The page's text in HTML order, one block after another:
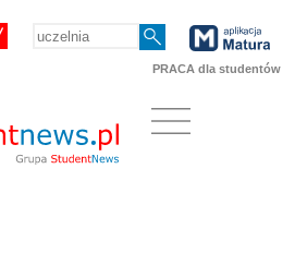
PRACA dla studentów